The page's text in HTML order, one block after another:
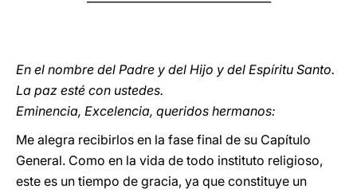
En el nombre del Padre y del Hijo y del Espíritu Santo.
La paz esté con ustedes.
Eminencia, Excelencia, queridos hermanos:
Me alegra recibirlos en la fase final de su Capítulo
General. Como en la vida de todo instituto religioso,
este es un tiempo de gracia, ya que constituye un